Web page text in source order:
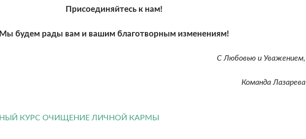
Присоединяйтесь к нам!
Мы будем рады вам и вашим благотворным изменениям!
С Любовью и Уважением,
Команда Лазарева